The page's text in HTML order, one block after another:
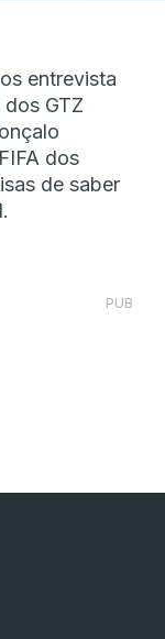
entrevista
GTZ
dos
de saber
PUB